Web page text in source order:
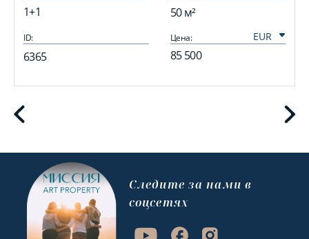
1+1 50 м²
ID:
6365
Цена:
85 500
Cледите за нами в
соцсетях